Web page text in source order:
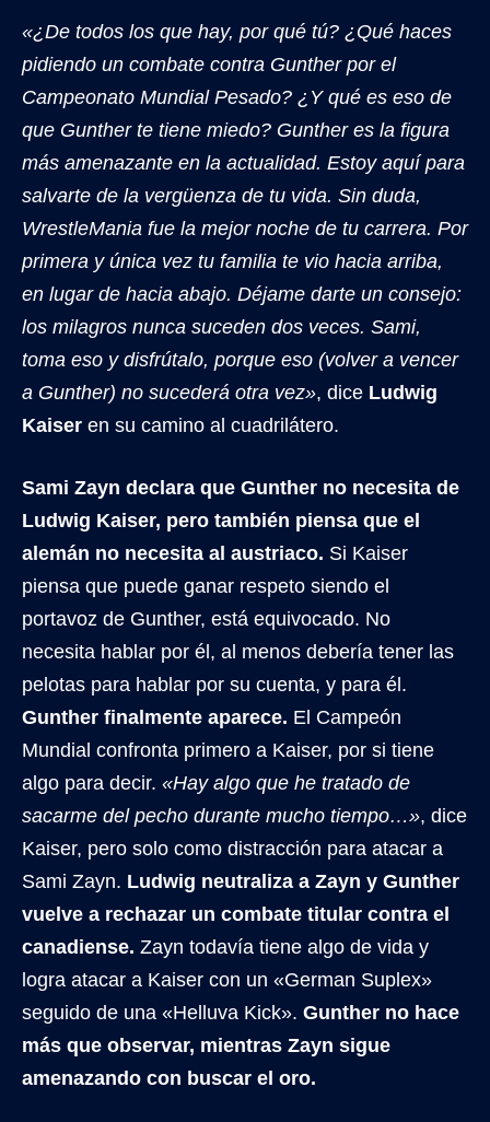
«¿De todos los que hay, por qué tú? ¿Qué haces
pidiendo un combate contra Gunther por el
Campeonato Mundial Pesado? ¿Y qué es eso de
que Gunther te tiene miedo? Gunther es la figura
más amenazante en la actualidad. Estoy aquí para
salvarte de la vergüenza de tu vida. Sin duda,
WrestleMania fue la mejor noche de tu carrera. Por
primera y única vez tu familia te vio hacia arriba,
en lugar de hacia abajo. Déjame darte un consejo:
los milagros nunca suceden dos veces. Sami,
toma eso y disfrútalo, porque eso (volver a vencer
a Gunther) no sucederá otra vez», dice Ludwig
Kaiser en su camino al cuadrilátero.
Sami Zayn declara que Gunther no necesita de
Ludwig Kaiser, pero también piensa que el
alemán no necesita al austriaco. Si Kaiser
piensa que puede ganar respeto siendo el
portavoz de Gunther, está equivocado. No
necesita hablar por él, al menos debería tener las
pelotas para hablar por su cuenta, y para él.
Gunther finalmente aparece. El Campeón
Mundial confronta primero a Kaiser, por si tiene
algo para decir. «Hay algo que he tratado de
sacarme del pecho durante mucho tiempo…», dice
Kaiser, pero solo como distracción para atacar a
Sami Zayn. Ludwig neutraliza a Zayn y Gunther
vuelve a rechazar un combate titular contra el
canadiense. Zayn todavía tiene algo de vida y
logra atacar a Kaiser con un «German Suplex»
seguido de una «Helluva Kick». Gunther no hace
más que observar, mientras Zayn sigue
amenazando con buscar el oro.